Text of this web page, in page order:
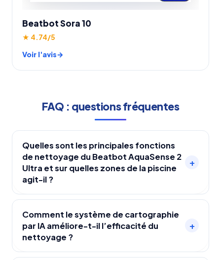
Beatbot Sora 10
★ 4.74/5
Voir l'avis
FAQ : questions fréquentes
Quelles sont les principales fonctions
de nettoyage du Beatbot AquaSense 2
Ultra et sur quelles zones de la piscine
agit-il ?
+
Le Beatbot AquaSense 2 Ultra propose un
nettoyage 5-en-1 qui couvre la surface de l’eau,
la ligne de flottaison, les parois, le fond de la
piscine ainsi que la purification de l’eau, assurant
un nettoyage complet du haut en bas de la
Comment le système de cartographie
par IA améliore-t-il l’efficacité du
nettoyage ?
+
La cartographie par IA combine des capteurs